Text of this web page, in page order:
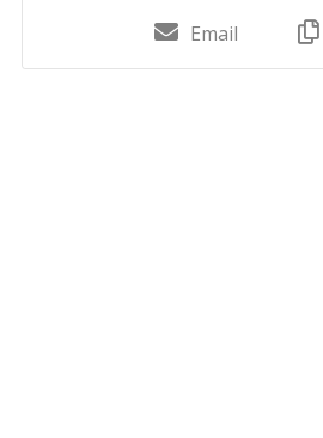
Email